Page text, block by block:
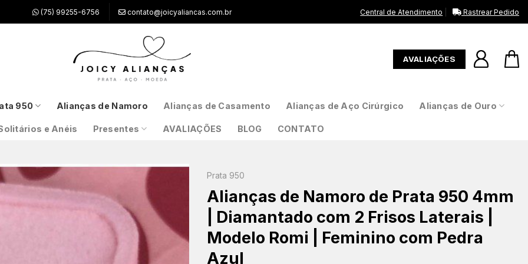
(75) 99255-6756 contato@joicyaliancas.com.br Central de Atendimento Rastrear Pedido
AVALIAÇÕES
950 Alianças de Namoro Alianças de Casamento Alianças de Aço Cirúrgico Alianças de Ouro
e Anéis Presentes AVALIAÇÕES BLOG CONTATO
Prata 950
Alianças de Namoro de Prata 950 4mm
| Diamantado com 2 Frisos Laterais |
Modelo Romi | Feminino com Pedra
Azul